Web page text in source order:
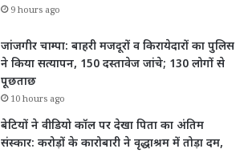
9 hours ago
जांजगीर चाम्पा: बाहरी मजदूरों व किरायेदारों का पुलिस
ने किया सत्यापन, 150 दस्तावेज जांचे; 130 लोगों से
पूछताछ
10 hours ago
बेटियों ने वीडियो कॉल पर देखा पिता का अंतिम
संस्कार: करोड़ों के कारोबारी ने वृद्धाश्रम में तोड़ा दम,